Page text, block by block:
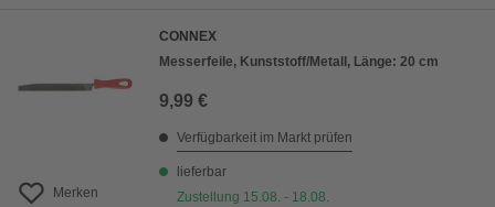
Merken
CONNEX
Messerfeile, Kunststoff/Metall, Länge: 20 cm
9,99 €
Verfügbarkeit im Markt prüfen
lieferbar
Zustellung 15.08. - 18.08.